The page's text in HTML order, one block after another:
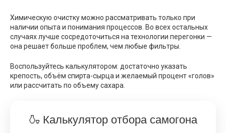
Химическую очистку можно рассматривать только при
наличии опыта и понимания процессов. Во всех остальных
случаях лучше сосредоточиться на технологии перегонки —
она решает больше проблем, чем любые фильтры.
Воспользуйтесь калькулятором: достаточно указать
крепость, объём спирта-сырца и желаемый процент «голов»
или рассчитать по объему сахара.
🍶 Калькулятор отбора самогона